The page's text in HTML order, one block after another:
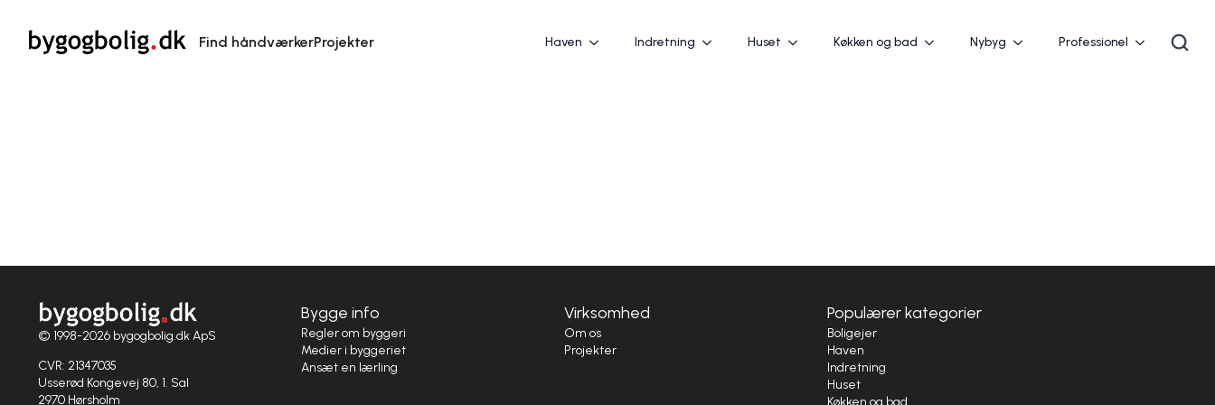
Find håndværkerProjekter Haven Indretning Huset Køkken og bad Nybyg Professionel
© 1998-2026 bygogbolig.dk ApS
CVR: 21347035
Usserød Kongevej 80, 1. Sal
2970 Hørsholm
Bygge info
Regler om byggeri
Medier i byggeriet
Ansæt en lærling
Virksomhed
Om os
Projekter
Populærer kategorier
Boligejer
Haven
Indretning
Huset
Køkken og bad